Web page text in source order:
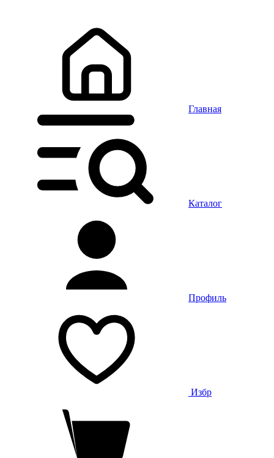
Главная
Каталог
Профиль
Избр